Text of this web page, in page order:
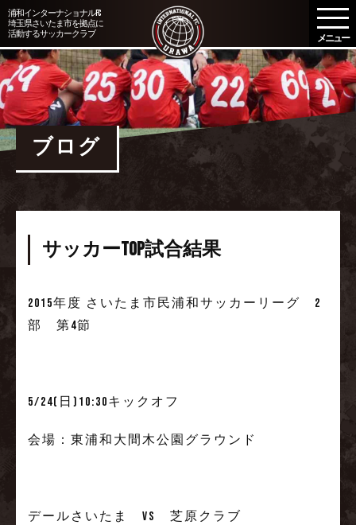
浦和インターナショナルFC
埼玉県さいたま市を拠点に
活動するサッカークラブ
メ
ニ
ュ
ー
を
開
ブログ
サッカーTOP試合結果
2015年度 さいたま市民浦和サッカーリーグ 2
部 第4節
5/24(日)10:30キックオフ
会場：東浦和大間木公園グラウンド
デールさいたま vs 芝原クラブ